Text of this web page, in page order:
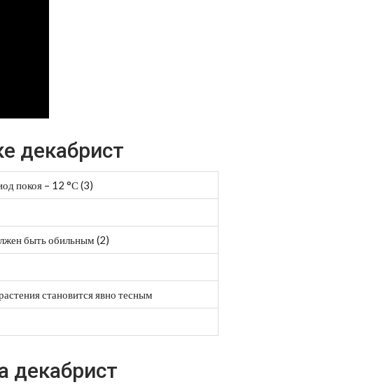
декабрист
покоя – 12 °С (3)
быть обильным (2)
становится явно тесным
декабрист